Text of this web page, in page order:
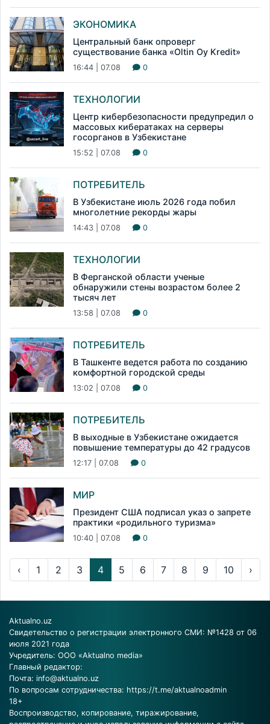
ЭКОНОМИКА
Центральный банк опроверг
существование банка «Oltin Oy Kredit»
16:44 | 07.08 0
ТЕХНОЛОГИИ
Центр кибербезопасности предупредил о
массовых кибератаках на серверы
госорганов в Узбекистане
15:52 | 07.08 0
ПОТРЕБИТЕЛЬ
В Узбекистане июль 2026 года побил
многолетние рекорды жары
14:43 | 07.08 0
ТЕХНОЛОГИИ
В Ферганской области ученые
обнаружили стены возрастом более 2
тысяч лет
13:58 | 07.08 0
ПОТРЕБИТЕЛЬ
В Ташкенте ведется работа по созданию
комфортной городской среды
13:02 | 07.08 0
ПОТРЕБИТЕЛЬ
В выходные в Узбекистане ожидается
повышение температуры до 42 градусов
12:17 | 07.08 0
МИР
Президент США подписал указ о запрете
практики «родильного туризма»
10:40 | 07.08 0
‹ 1 2 3 4 5 6 7 8 9 10 ›
Aktualno.uz
Свидетельство о регистрации электронного СМИ: №1428 от 06
июля 2021 года
Учредитель: ООО «Aktualno media»
Главный редактор:
Почта: info@aktualno.uz
По вопросам сотрудничества: https://t.me/aktualnoadmin
18+
Воспроизводство, копирование, тиражирование,